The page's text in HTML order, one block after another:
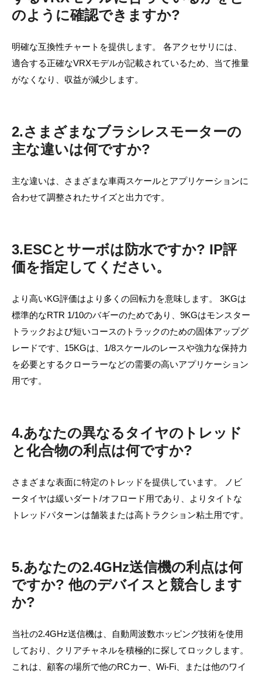
のように確認できますか?
明確な互換性チャートを提供します。 各アクセサリには、
適合する正確なVRXモデルが記載されているため、当て推量
がなくなり、収益が減少します。
2.さまざまなブラシレスモーターの
主な違いは何ですか?
主な違いは、さまざまな車両スケールとアプリケーションに
合わせて調整されたサイズと出力です。
3.ESCとサーボは防水ですか? IP評
価を指定してください。
より高いKG評価はより多くの回転力を意味します。 3KGは
標準的なRTR 1/10のバギーのためであり、9KGはモンスター
トラックおよび短いコースのトラックのための固体アップグ
レードです、15KGは、1/8スケールのレースや強力な保持力
を必要とするクローラーなどの需要の高いアプリケーション
用です。
4.あなたの異なるタイヤのトレッド
と化合物の利点は何ですか?
さまざまな表面に特定のトレッドを提供しています。 ノビ
ータイヤは緩いダート/オフロード用であり、よりタイトな
トレッドパターンは舗装または高トラクション粘土用です。
5.あなたの2.4GHz送信機の利点は何
ですか? 他のデバイスと競合します
か?
当社の2.4GHz送信機は、自動周波数ホッピング技術を使用
しており、クリアチャネルを積極的に探してロックします。
これは、顧客の場所で他のRCカー、Wi-Fi、または他のワイ